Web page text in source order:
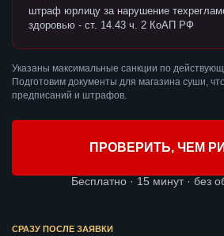
штраф юрлицу за нарушение
здоровью - ст. 14.43 ч. 2 КоАП РФ
Указаны максимальные санкции по
Подготовим документы для магазина суши,
предписаний и штрафов.
ПРОВЕРИТЬ, ЧЕМ
Бесплатно · 15 минут · без
СРАЗУ ПОСЛЕ ЗАЯВКИ